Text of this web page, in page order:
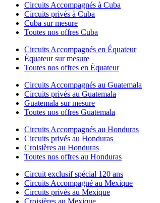
Circuits Accompagnés à Cuba
Circuits privés à Cuba
Cuba sur mesure
Toutes nos offres Cuba
Circuits Accompagnés en Équateur
Équateur sur mesure
Toutes nos offres en Équateur
Circuits Accompagnés au Guatemala
Circuits privés au Guatemala
Guatemala sur mesure
Toutes nos offres Guatemala
Circuits Accompagnés au Honduras
Circuits privés au Honduras
Croisières au Honduras
Toutes nos offres au Honduras
Circuit exclusif spécial 120 ans
Circuits Accompagné au Mexique
Circuits privés au Mexique
Croisières au Mexique